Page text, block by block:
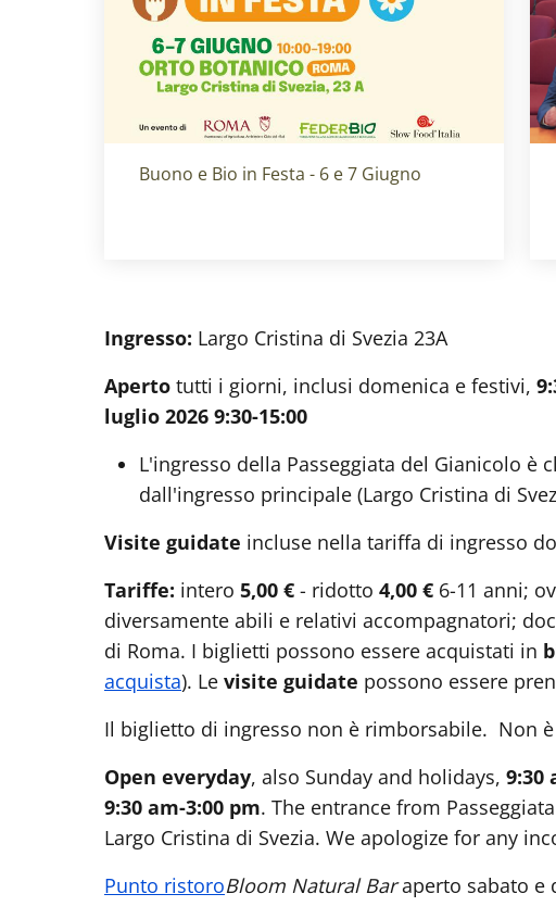
Titolo card:
Buono e Bio in Festa - 6 e 7 Giugno
Ingresso: Largo Cristina di Svezia 23A
Aperto tutti i giorni, inclusi domenica e festivi,
luglio 2026 9:30-15:00
L'ingresso della Passeggiata del Gianicolo
dall'ingresso principale (Largo Cristina di
Visite guidate incluse nella tariffa di ingresso
Tariffe: intero 5,00 € - ridotto 4,00 € 6-11 anni;
diversamente abili e relativi accompagnatori;
di Roma. I biglietti possono essere acquistati in
acquista). Le visite guidate possono essere
Il biglietto di ingresso non è rimborsabile. Non
Open everyday, also Sunday and holidays, 9:30
9:30 am-3:00 pm. The entrance from
Largo Cristina di Svezia. We apologize for any
Punto ristoroBloom Natural Baraperto sabato e